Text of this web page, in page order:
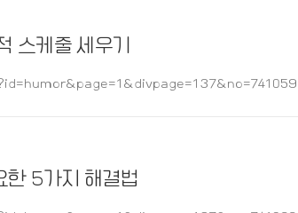
스케줄 세우기
한 5가지 해결법